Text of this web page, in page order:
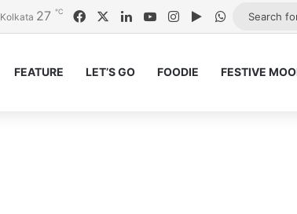
Kolkata 27 ℃ FacebookLinkedInYouTubeInstagramGoogle Play
WhatsApp
FEATURE LET’S GO FOODIE FESTIVE